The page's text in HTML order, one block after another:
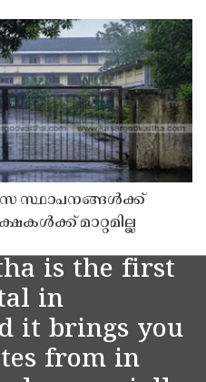
സ്ഥാപനങ്ങൾക്ക്
മാറ്റമില്ല
is the first
in
it brings you
from in